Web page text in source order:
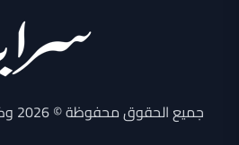
جميع الحقوق محفوظة © 2026 وكالة أنباء سرايا الإخبارية